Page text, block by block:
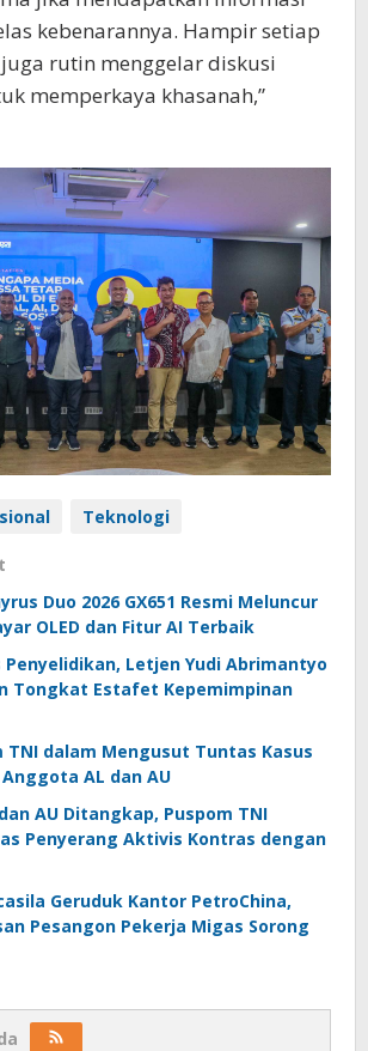
kebenarannya. Hampir setiap
rutin menggelar diskusi
memperkaya khasanah,”
Teknologi
Duo 2026 GX651 Resmi Meluncur
OLED dan Fitur AI Terbaik
Letjen Yudi Abrimantyo
Tongkat Estafet Kepemimpinan
TNI dalam Mengusut Tuntas Kasus
AL dan AU
AU Ditangkap, Puspom TNI
Penyerang Aktivis Kontras dengan
Geruduk Kantor PetroChina,
Pesangon Pekerja Migas Sorong